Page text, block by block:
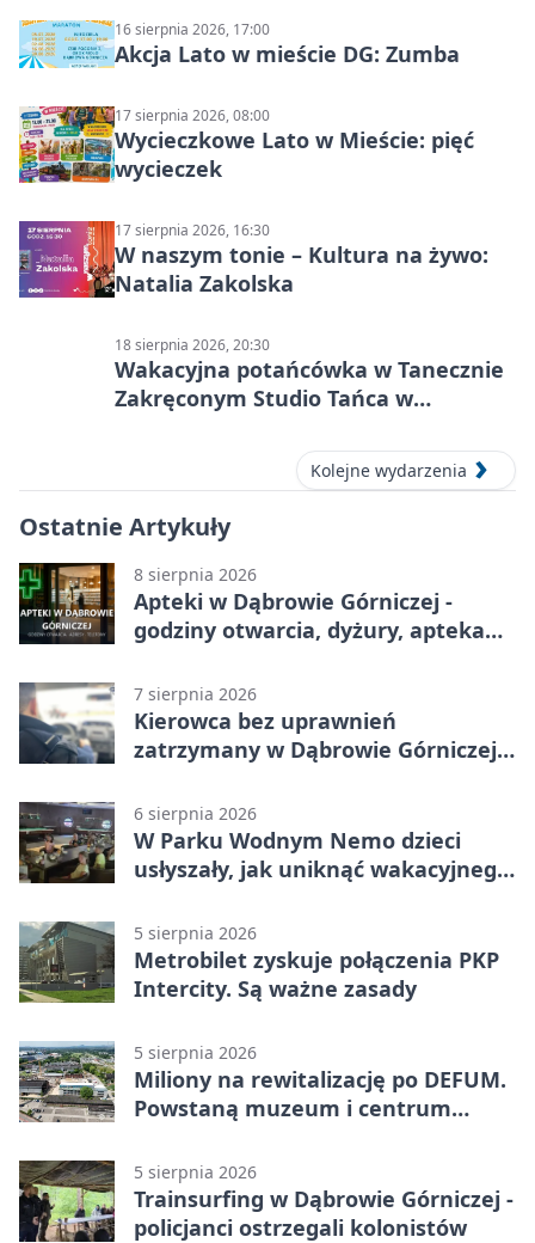
16 sierpnia 2026, 17:00
Akcja Lato w mieście DG: Zumba
17 sierpnia 2026, 08:00
Wycieczkowe Lato w Mieście: pięć
wycieczek
17 sierpnia 2026, 16:30
W naszym tonie – Kultura na żywo:
Natalia Zakolska
18 sierpnia 2026, 20:30
Wakacyjna potańcówka w Tanecznie
Zakręconym Studio Tańca w
Kolejne wydarzenia
Ostatnie Artykuły
8 sierpnia 2026
Apteki w Dąbrowie Górniczej -
godziny otwarcia, dyżury, apteka
7 sierpnia 2026
Kierowca bez uprawnień
zatrzymany w Dąbrowie Górniczej.
6 sierpnia 2026
W Parku Wodnym Nemo dzieci
usłyszały, jak uniknąć wakacyjnego
5 sierpnia 2026
Metrobilet zyskuje połączenia PKP
Intercity. Są ważne zasady
5 sierpnia 2026
Miliony na rewitalizację po DEFUM.
Powstaną muzeum i centrum
5 sierpnia 2026
Trainsurfing w Dąbrowie Górniczej -
policjanci ostrzegali kolonistów